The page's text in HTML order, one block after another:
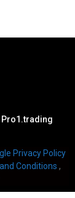
Pro1.trading
Privacy Policy
Conditions ,